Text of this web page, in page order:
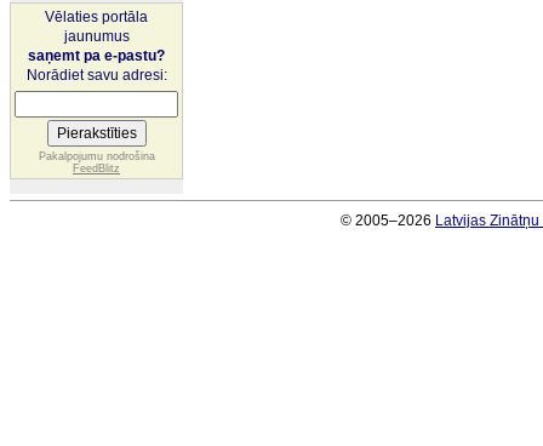
Vēlaties portāla
jaunumus
saņemt pa e-pastu?
Norādiet savu adresi:
Pakalpojumu nodrošina
FeedBlitz
© 2005–2026 Latvijas